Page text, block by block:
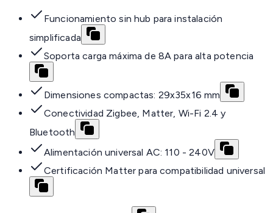
Funcionamiento sin hub para instalación
simplificada
Soporta carga máxima de 8A para alta potencia
Dimensiones compactas: 29x35x16 mm
Conectividad Zigbee, Matter, Wi-Fi 2.4 y
Bluetooth
Alimentación universal AC: 110 - 240V
Certificación Matter para compatibilidad universal